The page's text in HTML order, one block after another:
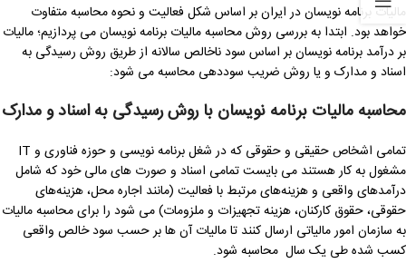
مالیات برنامه نویسان در ایران بر اساس شکل فعالیت‌ و نحوه محاسبه متفاوت
خواهد بود. ابتدا به بررسی روش محاسبه مالیات برنامه نویسان می پردازیم؛ مالیات
بر درآمد برنامه نویسان بر اساس سود ناخالص سالانه از طریق روش رسیدگی به
اسناد و مدارک و یا روش ضریب سوددهی محاسبه می شود:
محاسبه مالیات برنامه نویسان با روش رسیدگی به اسناد و مدارک
تمامی اشخاص حقیقی و حقوقی که در شغل برنامه نویسی و حوزه فناوری و IT
مشغول به کار هستند می بایست تمامی اسناد و صورت های مالی خود که شامل
درآمدهای واقعی و هزینه‌های مرتبط با فعالیت (مانند اجاره محل، هزینه‌های
حقوقی، حقوق کارکنان، هزینه تجهیزات و ملزومات) می شود را برای محاسبه مالیات
به سازمان امور مالیاتی ارسال کنند تا مالیات آن ها بر حسب سود خالص واقعی
کسب شده طی یک سال محاسبه شود.